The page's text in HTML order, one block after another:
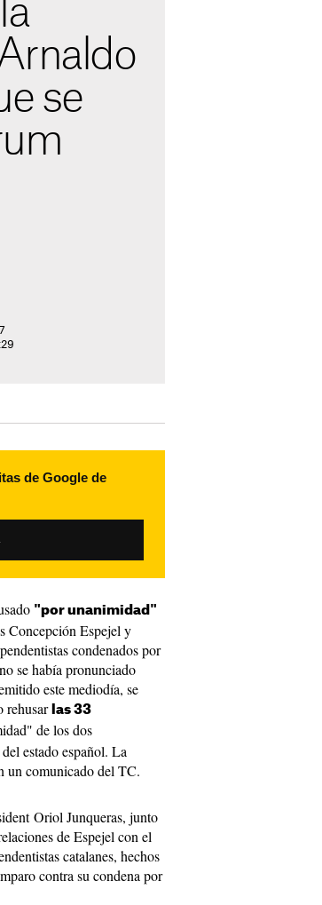
se
de Google de
"por unanimidad"
Concepción Espejel y
condenados por
se había pronunciado
este mediodía, se
rehusar las 33
de los dos
estado español. La
un comunicado del TC.
Oriol Junqueras, junto
de Espejel con el
catalanes, hechos
contra su condena por